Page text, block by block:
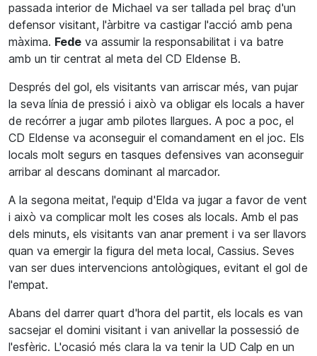
passada interior de Michael va ser tallada pel braç d'un
defensor visitant, l'àrbitre va castigar l'acció amb pena
màxima. Fede va assumir la responsabilitat i va batre
amb un tir centrat al meta del CD Eldense B.
Després del gol, els visitants van arriscar més, van pujar
la seva línia de pressió i això va obligar els locals a haver
de recórrer a jugar amb pilotes llargues. A poc a poc, el
CD Eldense va aconseguir el comandament en el joc. Els
locals molt segurs en tasques defensives van aconseguir
arribar al descans dominant al marcador.
A la segona meitat, l'equip d'Elda va jugar a favor de vent
i això va complicar molt les coses als locals. Amb el pas
dels minuts, els visitants van anar prement i va ser llavors
quan va emergir la figura del meta local, Cassius. Seves
van ser dues intervencions antològiques, evitant el gol de
l'empat.
Abans del darrer quart d'hora del partit, els locals es van
sacsejar el domini visitant i van anivellar la possessió de
l'esfèric. L'ocasió més clara la va tenir la UD Calp en un